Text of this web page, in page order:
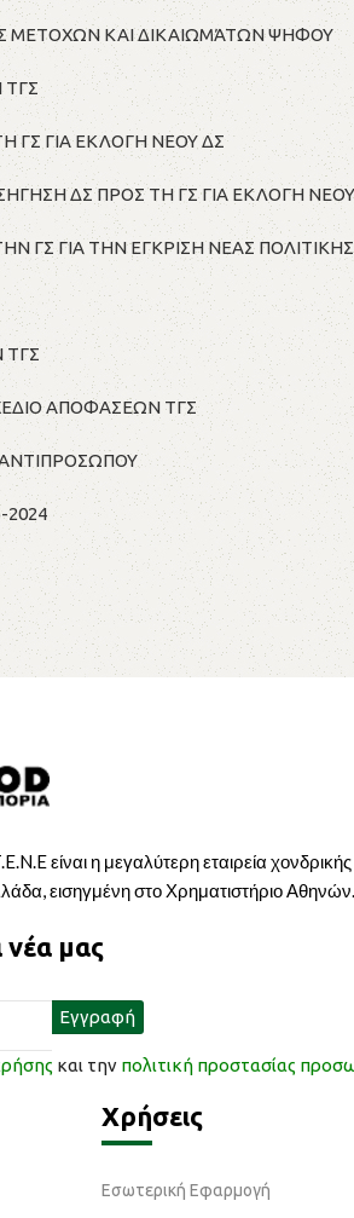
ΜΕΤΟΧΩΝ ΚΑΙ ΔΙΚΑΙΩΜΆΤΩΝ ΨΗΦΟΥ
ΓΣ ΓΙΑ ΕΚΛΟΓΗ ΝΕΟΥ ΔΣ
ΔΣ ΠΡΟΣ ΤΗ ΓΣ ΓΙΑ ΕΚΛΟΓΗ
ΓΣ ΓΙΑ ΤΗΝ ΕΓΚΡΙΣΗ ΝΕΑΣ
ΤΓΣ
ΑΠΟΦΑΣΕΩΝ ΤΓΣ
2024
είναι η μεγαλύτερη εταιρεία
εισηγμένη στο Χρηματιστήριο Αθηνών.
μας
και την πολιτική προστασίας
Χρήσεις
Εσωτερική Εφαρμογή